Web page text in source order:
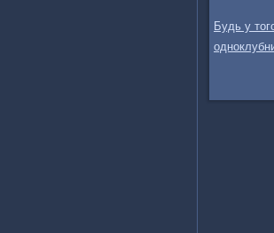
Будь у